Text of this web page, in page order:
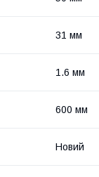
31 мм
1.6 мм
600 мм
Новий